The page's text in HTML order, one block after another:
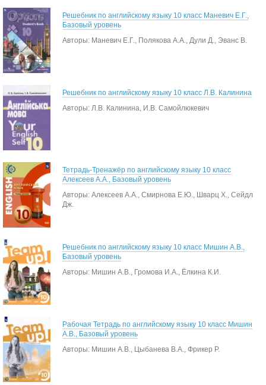
Решебник по английскому языку 10 класс Маневич Е.Г.,
Базовый уровень
Авторы: Маневич Е.Г., Полякова А.А., Дули Д., Эванс В.
Решебник по английскому языку 10 класс Л.В. Калинина
Авторы: Л.В. Калинина, И.В. Самойлюкевич
Тетрадь-Тренажёр по английскому языку 10 класс
Алексеев А.А., Базовый уровень
Авторы: Алексеев А.А., Смирнова Е.Ю., Шварц Х., Сейдл
Дж.
Решебник по английскому языку 10 класс Мишин А.В.,
Базовый уровень
Авторы: Мишин А.В., Громова И.А., Ёлкина К.И.
Рабочая Тетрадь по английскому языку 10 класс Мишин
А.В., Базовый уровень
Авторы: Мишин А.В., Цыбанева В.А., Фрикер Р.